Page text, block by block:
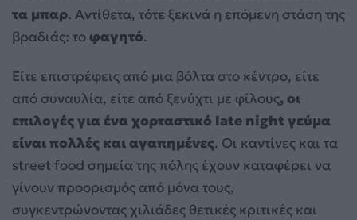
τα μπαρ. Αντίθετα, τότε ξεκινά η επόμενη στάση της
βραδιάς: τοφαγητό.
Είτε επιστρέφεις από μια βόλτα στο κέντρο, είτε
από συναυλία, είτε από ξενύχτι με φίλους, οι
επιλογές για ένα χορταστικό late night γεύμα
είναι πολλές και αγαπημένες. Οι καντίνες και τα
street food σημεία της πόλης έχουν καταφέρει να
γίνουν προορισμός από μόνα τους,
συγκεντρώνοντας χιλιάδες θετικές κριτικές και